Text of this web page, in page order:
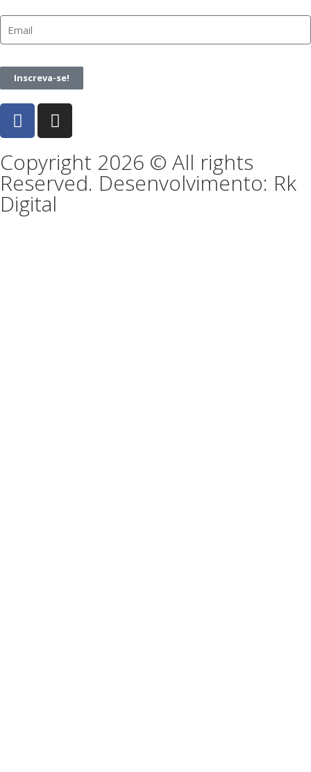
Inscreva-se!
Copyright 2026 © All rights
Reserved. Desenvolvimento: Rk
Digital